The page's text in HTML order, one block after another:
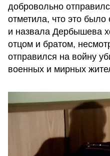
добровольно
отметила, что это
и назвала Дербышева
отцом и братом,
отправился на войну
военных и мирных